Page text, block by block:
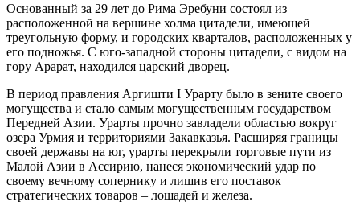
Основанный за 29 лет до Рима Эребуни состоял из
расположенной на вершине холма цитадели, имеющей
треугольную форму, и городских кварталов, расположенных у
его подножья. С юго-западной стороны цитадели, с видом на
гору Арарат, находился царский дворец.
В период правления Аргишти I Урарту было в зените своего
могущества и стало самым могущественным государством
Передней Азии. Урарты прочно завладели областью вокруг
озера Урмия и территориями Закавказья. Расширяя границы
своей державы на юг, урарты перекрыли торговые пути из
Малой Азии в Ассирию, нанеся экономический удар по
своему вечному сопернику и лишив его поставок
стратегических товаров – лошадей и железа.